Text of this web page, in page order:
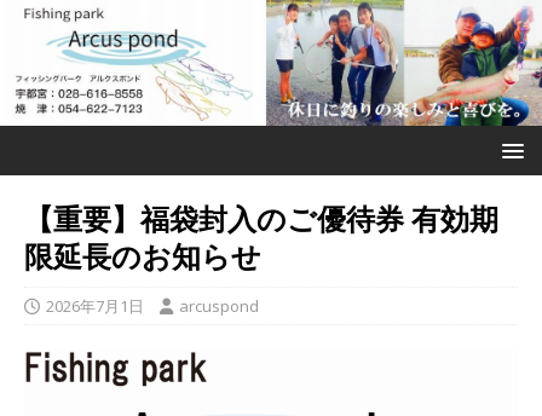
【重要】福袋封入のご優待券 有効期
限延長のお知らせ
2026年7月1日 arcuspond